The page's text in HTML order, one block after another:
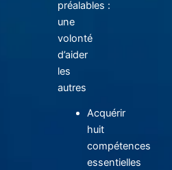
préalables :
une
volonté
d’aider
les
autres
Acquérir
huit
compétences
essentielles